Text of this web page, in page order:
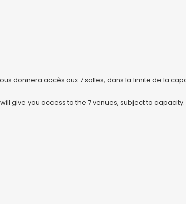
donnera accès aux 7 salles, dans la limite de la
give you access to the 7 venues, subject to capacity.